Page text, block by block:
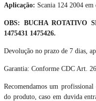
Aplicação: Scania 124 2004
OBS: BUCHA ROTATIVO
1475431 1475426.
Devolução no prazo de 7 dias,
Garantia: Conforme CDC Art. 26.
Recomendamos um profissional
do produto, caso em duvida